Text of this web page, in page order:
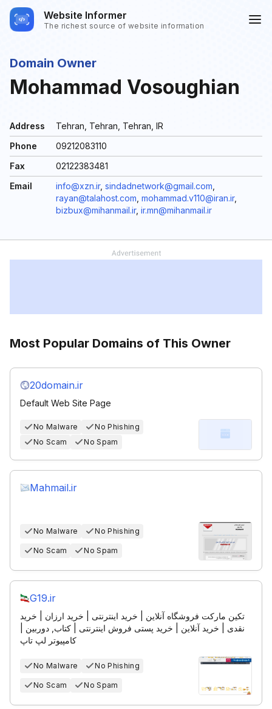
Website Informer
The richest source of website information
Domain Owner
Mohammad Vosoughian
Address
Tehran, Tehran, Tehran, IR
Phone
09212083110
Fax
02122383481
Email
info@xzn.ir, sindadnetwork@gmail.com
rayan@talahost.com mohammad.v110@iran.ir,
bizbux@mihanmail.ir, ir.mn@mihanmail.ir
Most Popular Domains of This Owner
20domain.ir
Default Web Site Page
No Malware
No Phishing
No Scam
No Spam
Mahmail.ir
No Malware No Phishing
No Scam No Spam
G19.ir
تکین مارکت فروشگاه آنلاین | خرید اینترنتی | خرید ارزان | خرید
نقدی | خرید آنلاین | خرید پستی فروش اینترنتی | کتاب, دوربین |
کامپیوتر لپ تاپ
No Malware No Phishing
No Scam No Spam